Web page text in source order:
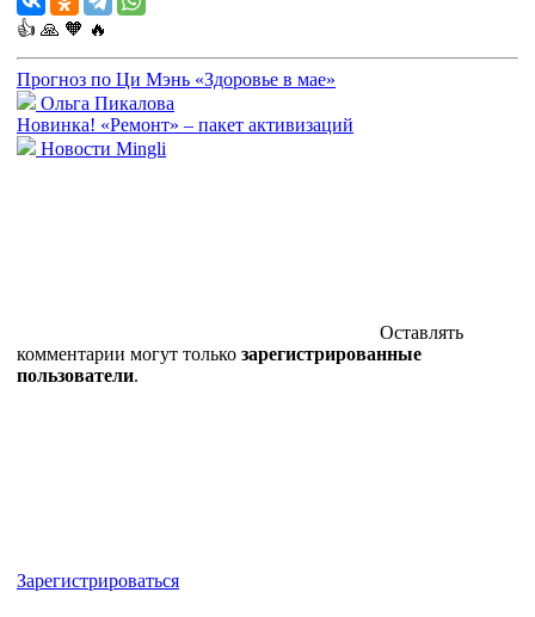
👍 🙏 🧡 🔥
Прогноз по Ци Мэнь «Здоровье в мае»
Ольга Пикалова
Новинка! «Ремонт» – пакет активизаций
Новости Mingli
Оставлять
комментарии могут только зарегистрированные
пользователи.
Зарегистрироваться